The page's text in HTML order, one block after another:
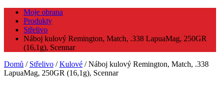
Moje obrana
Produkty
Střelivo
Náboj kulový Remington, Match, .338 LapuaMag, 250GR
(16,1g), Scennar
Domů / Střelivo /Kulové / Náboj kulový Remington, Match, .338
LapuaMag, 250GR (16,1g), Scennar